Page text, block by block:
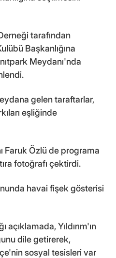
tarafından
Başkanlığına
Meydanı'nda
gelen taraftarlar,
eşliğinde
Faruk Özlü de programa
fotoğrafı çektirdi.
havai fişek gösterisi
açıklamada, Yıldırım'ın
dile getirerek,
sosyal tesisleri var